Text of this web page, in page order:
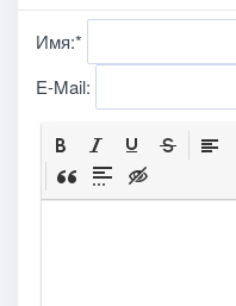
Имя:*
E-Mail: